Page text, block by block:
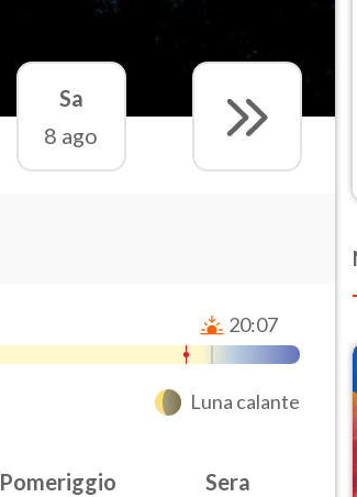
Sa
8 ago
20:07
Luna calante
Pomeriggio Sera